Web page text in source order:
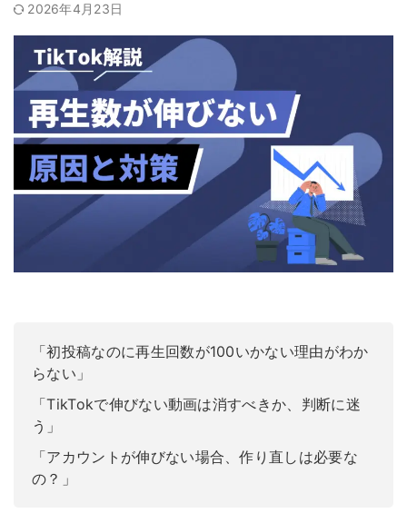
2026年4月23日
「初投稿なのに再生回数が100いかない理由がわか
らない」
「TikTokで伸びない動画は消すべきか、判断に迷
う」
「アカウントが伸びない場合、作り直しは必要な
の？」